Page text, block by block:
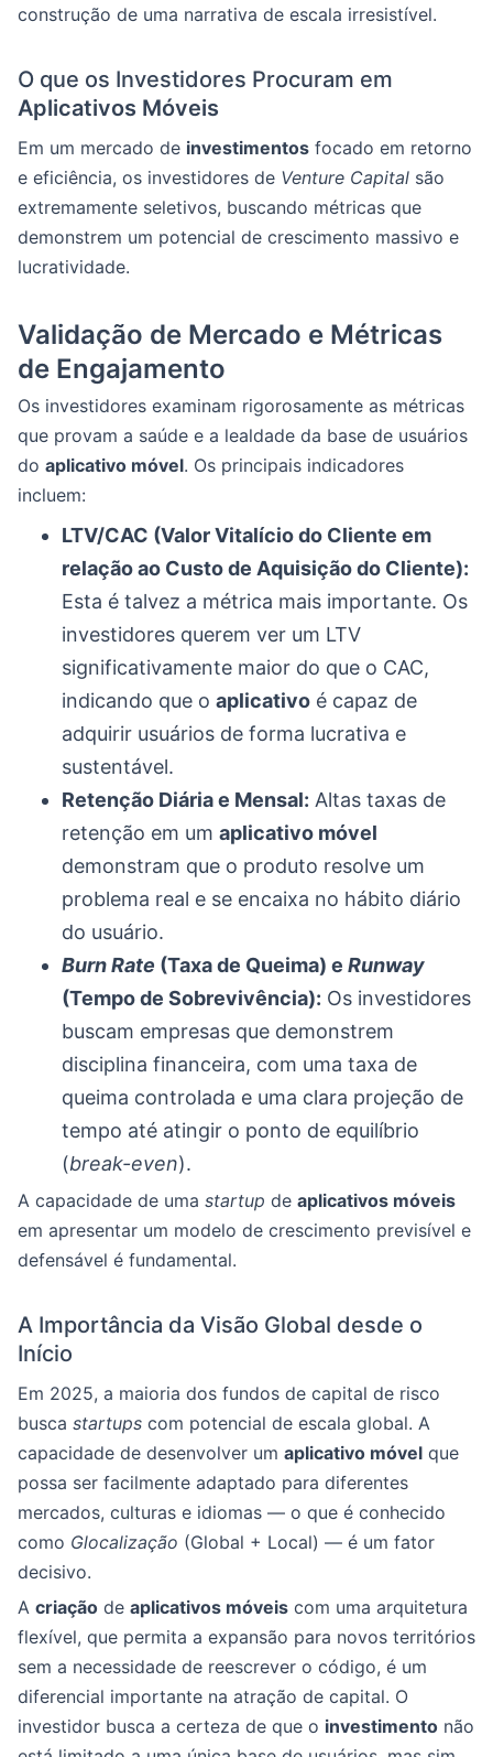
construção de uma narrativa de escala irresistível.
O que os Investidores Procuram em
Aplicativos Móveis
Em um mercado de investimentos focado em retorno
e eficiência, os investidores de Venture Capital são
extremamente seletivos, buscando métricas que
demonstrem um potencial de crescimento massivo e
lucratividade.
Validação de Mercado e Métricas
de Engajamento
Os investidores examinam rigorosamente as métricas
que provam a saúde e a lealdade da base de usuários
do aplicativo móvel. Os principais indicadores
incluem:
LTV/CAC (Valor Vitalício do Cliente em
relação ao Custo de Aquisição do Cliente):
Esta é talvez a métrica mais importante. Os
investidores querem ver um LTV
significativamente maior do que o CAC,
indicando que o aplicativo é capaz de
adquirir usuários de forma lucrativa e
sustentável.
Retenção Diária e Mensal: Altas taxas de
retenção em um aplicativo móvel
demonstram que o produto resolve um
problema real e se encaixa no hábito diário
do usuário.
Burn Rate (Taxa de Queima) e Runway
(Tempo de Sobrevivência): Os investidores
buscam empresas que demonstrem
disciplina financeira, com uma taxa de
queima controlada e uma clara projeção de
tempo até atingir o ponto de equilíbrio
(break-even).
A capacidade de uma startup de aplicativos móveis
em apresentar um modelo de crescimento previsível e
defensável é fundamental.
A Importância da Visão Global desde o
Início
Em 2025, a maioria dos fundos de capital de risco
busca startups com potencial de escala global. A
capacidade de desenvolver um aplicativo móvel que
possa ser facilmente adaptado para diferentes
mercados, culturas e idiomas — o que é conhecido
como Glocalização (Global + Local) — é um fator
decisivo.
A criação de aplicativos móveis com uma arquitetura
flexível, que permita a expansão para novos territórios
sem a necessidade de reescrever o código, é um
diferencial importante na atração de capital. O
investidor busca a certeza de que o investimento não